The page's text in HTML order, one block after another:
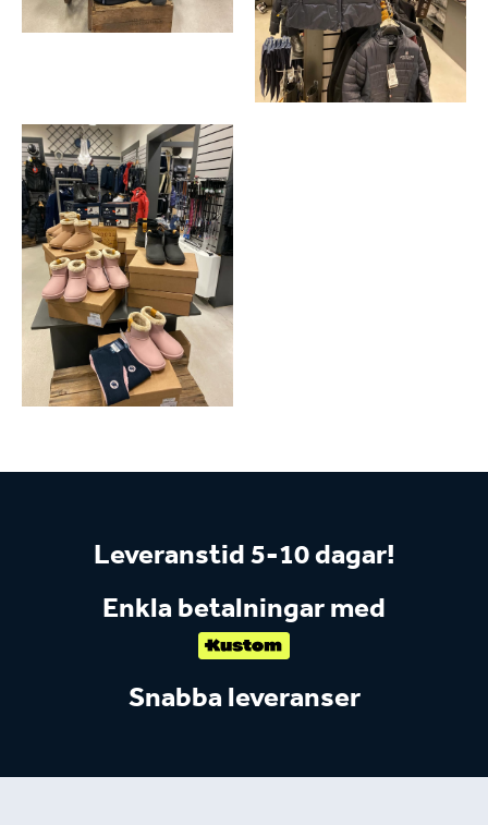
Leveranstid 5-10 dagar!
Enkla betalningar med
Snabba leveranser